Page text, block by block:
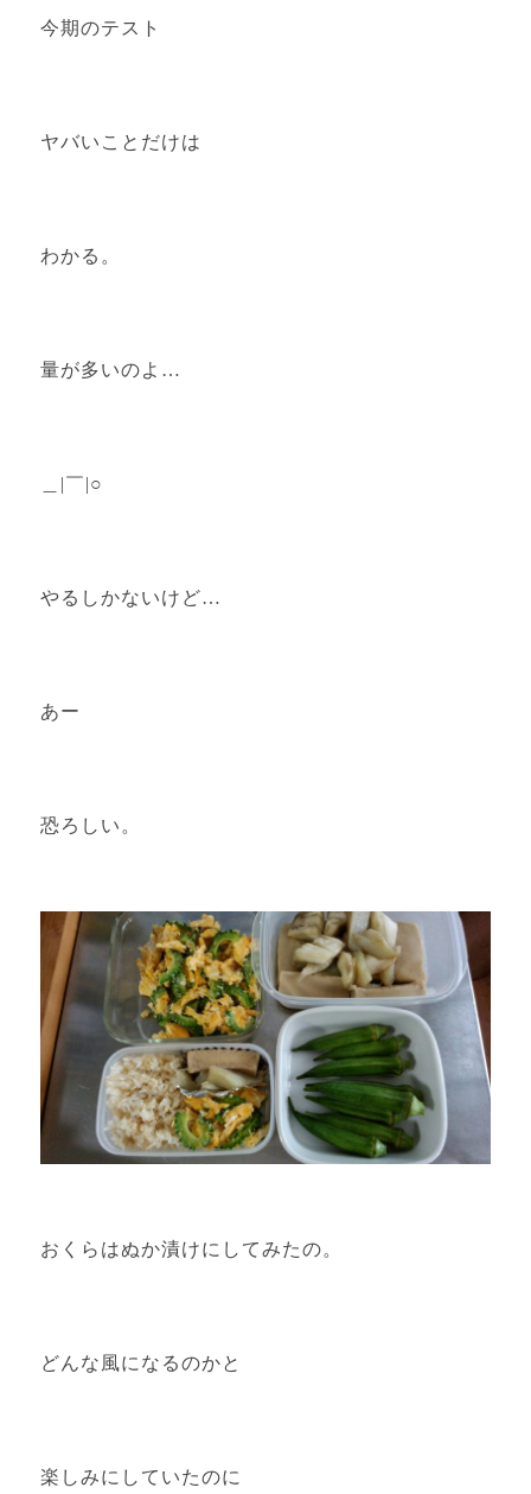
今期のテスト
ヤバいことだけは
わかる。
量が多いのよ…
＿|￣|○
やるしかないけど…
あー
恐ろしい。
おくらはぬか漬けにしてみたの。
どんな風になるのかと
楽しみにしていたのに